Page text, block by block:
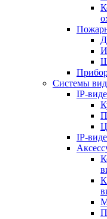
Системы
IP-
IP-